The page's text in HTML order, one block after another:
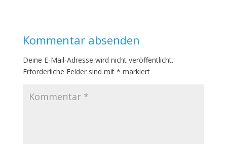
Kommentar absenden
Deine E-Mail-Adresse wird nicht veröffentlicht.
Erforderliche Felder sind mit * markiert